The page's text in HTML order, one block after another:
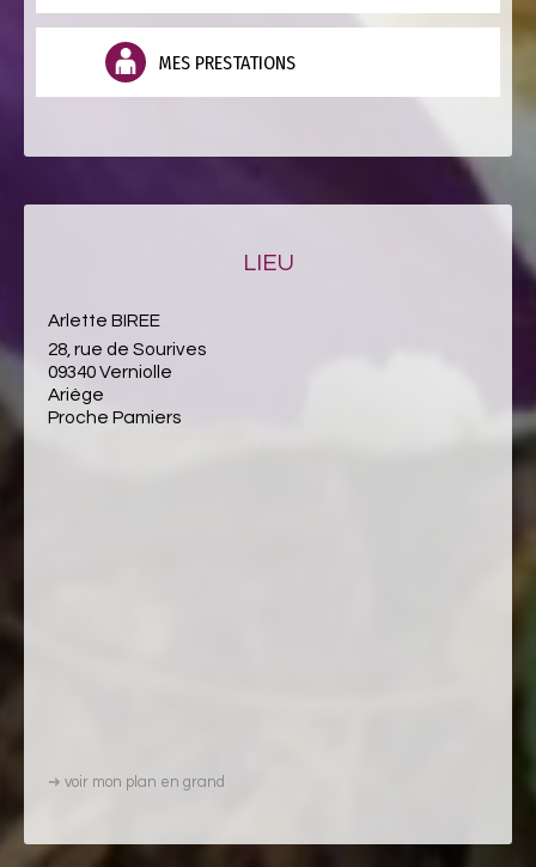
MES PRESTATIONS
LIEU
Arlette BIREE
28, rue de Sourives
09340 Verniolle
Ariège
Proche Pamiers
➜ voir mon plan en grand